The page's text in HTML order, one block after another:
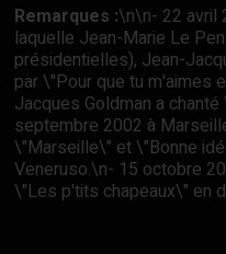
Remarques :\n\n- 22 avril
laquelle Jean-Marie Le
présidentielles), Jean-
par \"Pour que tu m'aimes
Jacques Goldman a
septembre 2002 à
\"Marseille\" et \"Bonne
Veneruso.\n- 15 octobre
\"Les p'tits chapeaux\" en